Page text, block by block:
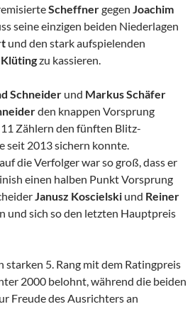
Scheffnergegen Joachim
seine einzigen beiden Niederlagen
und den stark aufspielenden
zu kassieren.
Schneider und Markus Schäfer
den knappen Vorsprung
Zählern den fünften Blitz-
seit 2013 sichern konnte.
die Verfolger war so groß, dass er
einen halben Punkt Vorsprung
Janusz Koscielski und Reiner
und sich so den letzten Hauptpreis
starken 5. Rang mit dem Ratingpreis
2000 belohnt, während die beiden
Freude des Ausrichters an